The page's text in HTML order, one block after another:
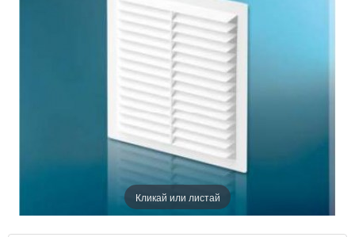
Кликай или листай